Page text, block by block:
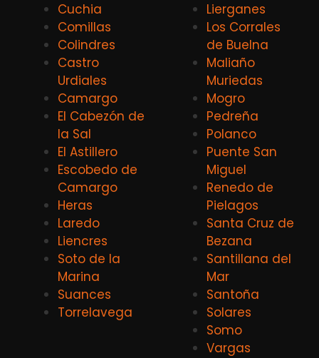
Cuchia
Comillas
Colindres
Castro
Urdiales
Camargo
El Cabezón de
la Sal
El Astillero
Escobedo de
Camargo
Heras
Laredo
Liencres
Soto de la
Marina
Suances
Torrelavega
Lierganes
Los Corrales
de Buelna
Maliaño
Muriedas
Mogro
Pedreña
Polanco
Puente San
Miguel
Renedo de
Pielagos
Santa Cruz de
Bezana
Santillana del
Mar
Santoña
Solares
Somo
Vargas